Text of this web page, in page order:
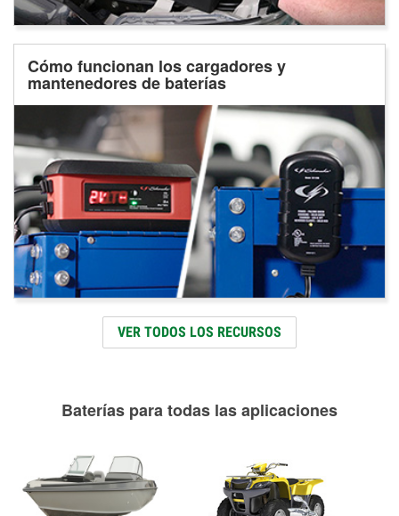
Cómo funcionan los cargadores y
mantenedores de baterías
VER TODOS LOS RECURSOS
Baterías para todas las aplicaciones